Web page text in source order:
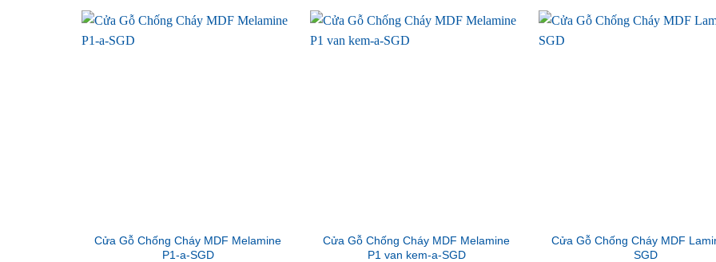
Cửa Gỗ Chống Cháy MDF Melamine
P1-a-SGD
Cửa Gỗ Chống Cháy MDF Melamine
P1 van kem-a-SGD
Cửa Gỗ Chống Cháy MDF
SGD